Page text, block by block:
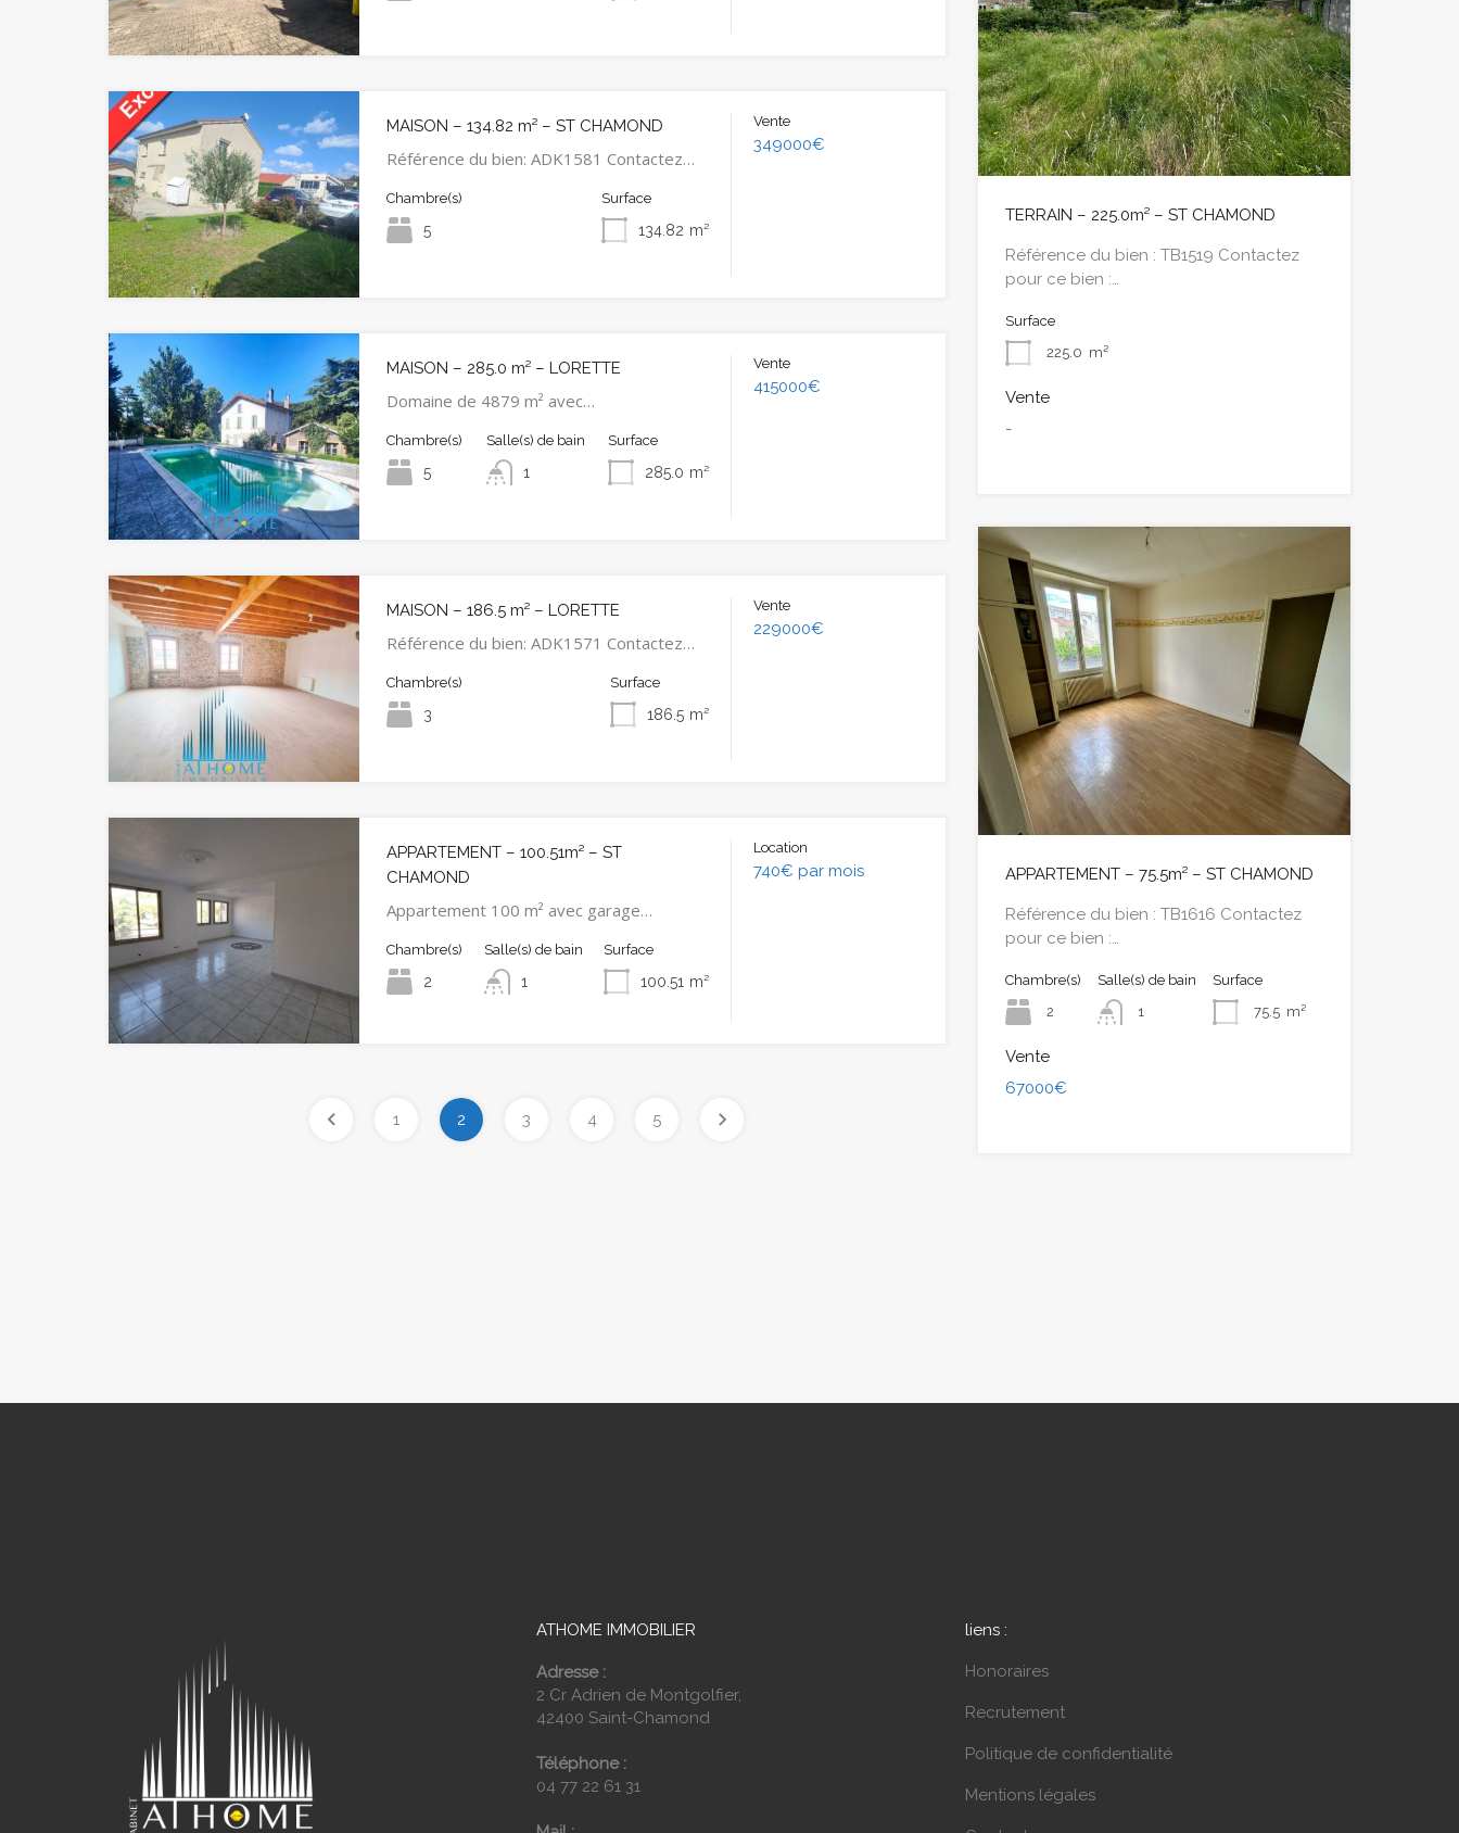
MAISON – 134.82 m² – ST CHAMOND
Référence du bien: ADK1581 Contactez…
Chambre(s)
5
Surface
134.82 m²
Vente
349000€
MAISON – 285.0 m² – LORETTE
Domaine de 4879 m² avec…
Chambre(s)
5
Salle(s) de bain
1
Surface
285.0 m²
Vente
415000€
MAISON – 186.5 m² – LORETTE
Référence du bien: ADK1571 Contactez…
Chambre(s)
3
Surface
186.5 m²
Vente
229000€
APPARTEMENT – 100.51m² – ST
CHAMOND
Appartement 100 m² avec garage…
Chambre(s)
2
Salle(s) de bain
1
Surface
100.51 m²
Location
740€ par mois
1 2 3 4 5
TERRAIN – 225.0m² – ST CHAMOND
Référence du bien : TB1519 Contactez
pour ce bien :…
Surface
225.0 m²
Vente
-
APPARTEMENT – 75.5m² – ST CHAMOND
Référence du bien : TB1616 Contactez
pour ce bien :…
Chambre(s)
2
Salle(s) de bain
1
Surface
75.5 m²
Vente
67000€
ATHOME IMMOBILIER
Adresse :
2 Cr Adrien de Montgolfier,
42400 Saint-Chamond
Téléphone :
04 77 22 61 31
liens :
Honoraires
Recrutement
Politique de confidentialité
Mentions légales